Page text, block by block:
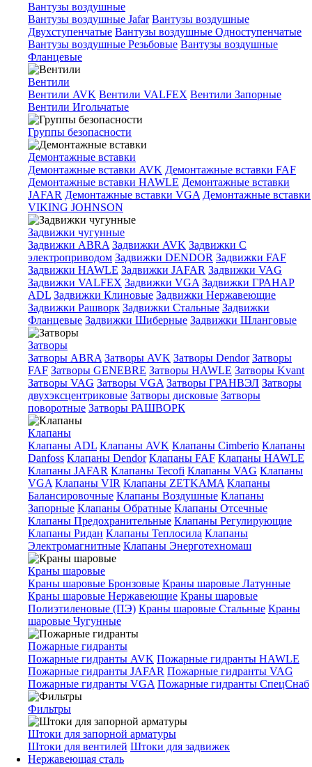
Вантузы воздушные
Вантузы воздушные Jafar Вантузы воздушные
Двухступенчатые Вантузы воздушные Одноступенчатые
Вантузы воздушные Резьбовые Вантузы воздушные
Фланцевые
Вентили
Вентили AVK Вентили VALFEX Вентили Запорные
Вентили Игольчатые
Группы безопасности
Демонтажные вставки
Демонтажные вставки AVK Демонтажные вставки FAF
Демонтажные вставки HAWLE Демонтажные вставки
JAFAR Демонтажные вставки VGA Демонтажные вставки
VIKING JOHNSON
Задвижки чугунные
Задвижки ABRA Задвижки AVK Задвижки C
электроприводом Задвижки DENDOR Задвижки FAF
Задвижки HAWLE Задвижки JAFAR Задвижки VAG
Задвижки VALFEX Задвижки VGA Задвижки ГРАНАР
ADL Задвижки Клиновые Задвижки Нержавеющие
Задвижки Рашворк Задвижки Стальные Задвижки
Фланцевые Задвижки Шиберные Задвижки Шланговые
Затворы
Затворы ABRA Затворы AVK Затворы Dendor Затворы
FAF Затворы GENEBRE Затворы HAWLE Затворы Kvant
Затворы VAG Затворы VGA Затворы ГРАНВЭЛ Затворы
двухэксцентриковые Затворы дисковые Затворы
поворотные Затворы РАШВОРК
Клапаны
Клапаны ADL Клапаны AVK Клапаны Cimberio Клапаны
Danfoss Клапаны Dendor Клапаны FAF Клапаны HAWLE
Клапаны JAFAR Клапаны Tecofi Клапаны VAG Клапаны
VGA Клапаны VIR Клапаны ZETKAMA Клапаны
Балансировочные Клапаны Воздушные Клапаны
Запорные Клапаны Обратные Клапаны Отсечные
Клапаны Предохранительные Клапаны Регулирующие
Клапаны Ридан Клапаны Теплосила Клапаны
Электромагнитные Клапаны Энерготехномаш
Краны шаровые
Краны шаровые Бронзовые Краны шаровые Латунные
Краны шаровые Нержавеющие Краны шаровые
Полиэтиленовые (ПЭ) Краны шаровые Стальные Краны
шаровые Чугунные
Пожарные гидранты
Пожарные гидранты AVK Пожарные гидранты HAWLE
Пожарные гидранты JAFAR Пожарные гидранты VAG
Пожарные гидранты VGA Пожарные гидранты СпецСнаб
Фильтры
Штоки для запорной арматуры
Штоки для вентилей Штоки для задвижек
Нержавеющая сталь